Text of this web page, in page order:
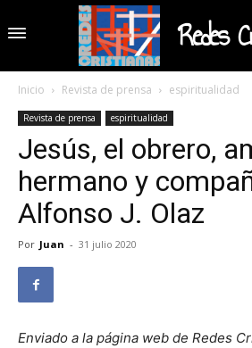
Redes
Inicio Revista de prensa espiritualidad
Revista de prensa espiritualidad
Jesús, el obrero,
hermano y
Alfonso J. Olaz
Por Juan - 31 julio 2020
Enviado a la página web de Redes